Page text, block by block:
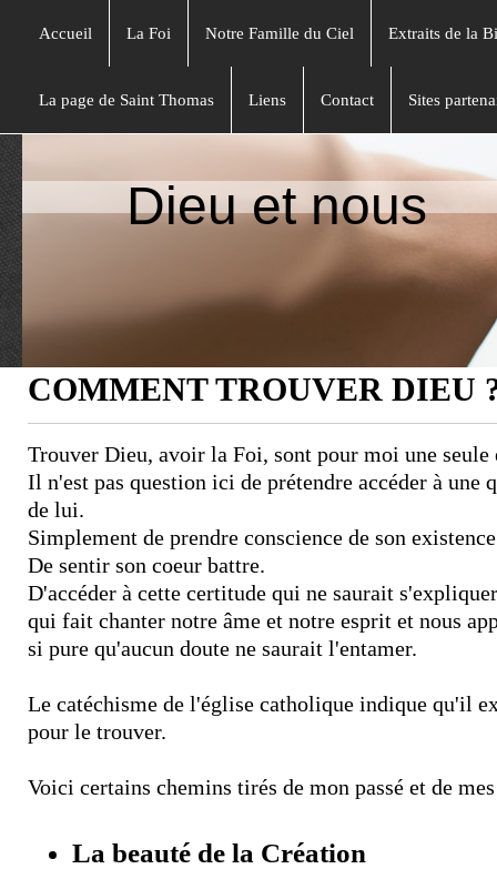
Accueil La Foi Notre Famille du Ciel Extraits de la
La page de Saint Thomas Liens Contact Sites
Dieu et nous
COMMENT TROUVER DIEU
Trouver Dieu, avoir la Foi, sont pour moi une seule
Il n'est pas question ici de prétendre accéder à une
de lui.
Simplement de prendre conscience de son
De sentir son coeur battre.
D'accéder à cette certitude qui ne saurait
qui fait chanter notre âme et notre esprit et nous
si pure qu'aucun doute ne saurait l'entamer.
Le catéchisme de l'église catholique indique qu'il
pour le trouver.
Voici certains chemins tirés de mon passé et de
La beauté de la Création